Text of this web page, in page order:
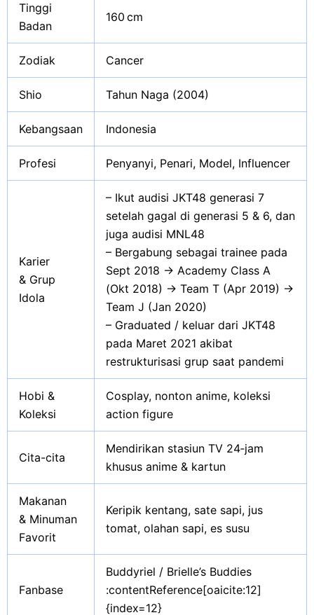
Tinggi
Badan
160 cm
Zodiak Cancer
Shio Tahun Naga (2004)
Kebangsaan Indonesia
Profesi Penyanyi, Penari, Model, Influencer
Karier
& Grup
Idola
– Ikut audisi JKT48 generasi 7
setelah gagal di generasi 5 & 6, dan
juga audisi MNL48
– Bergabung sebagai trainee pada
Sept 2018 → Academy Class A
(Okt 2018) → Team T (Apr 2019) →
Team J (Jan 2020)
– Graduated / keluar dari JKT48
pada Maret 2021 akibat
restrukturisasi grup saat pandemi
Hobi &
Koleksi
Cosplay, nonton anime, koleksi
action figure
Cita-cita
Mendirikan stasiun TV 24‑jam
khusus anime & kartun
Makanan
& Minuman
Favorit
Keripik kentang, sate sapi, jus
tomat, olahan sapi, es susu
Fanbase
Buddyriel / Brielle’s Buddies
:contentReference[oaicite:12]
{index=12}